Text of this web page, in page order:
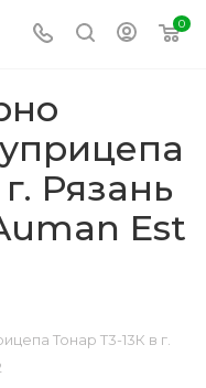
0
Рязань
Est
Тонар Т3-13К в г.